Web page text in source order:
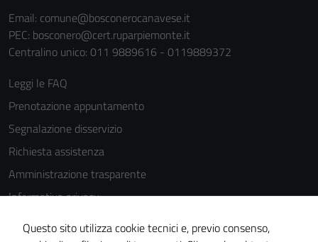
Email: comune@bosconerocanavese.it
PEC: bosconero@cert.ruparpiemonte.it
Centralino unico: 011 9889616 - 0119889372
Leggi le FAQ
Prenotazione appuntamento
Segnalazione disservizio
Richiesta assistenza
Amministrazione trasparente
Informativa privacy
Cookie Policy
Questo sito utilizza cookie tecnici e, previo consenso,